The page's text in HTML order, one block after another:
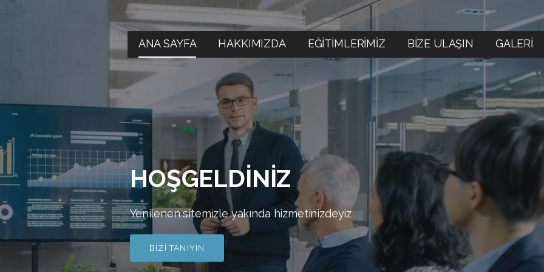
ANA SAYFA HAKKIMIZDA EĞİTİMLERİMİZ BİZE ULAŞIN GALERİ
HOŞGELDİNİZ
Yenilenen sitemizle yakında hizmetinizdeyiz
BİZİ TANIYIN